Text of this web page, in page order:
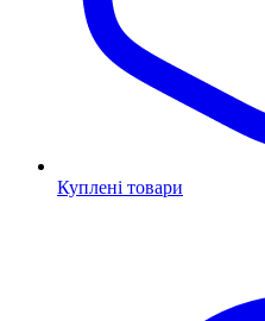
Куплені товари